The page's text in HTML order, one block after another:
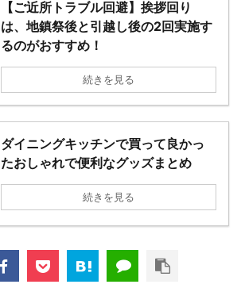
続きを見る
【ご近所トラブル回避】挨拶回り
は、地鎮祭後と引越し後の2回実施
するのがおすすめ！
続きを見る
ダイニングキッチンで買って良かっ
続きを見る